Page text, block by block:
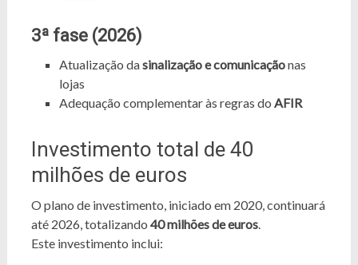
3ª fase (2026)
Atualização dasinalização e comunicaçãonas
lojas
Adequação complementar às regras do AFIR
Investimento total de 40
milhões de euros
O plano de investimento, iniciado em 2020, continuará
até 2026, totalizando 40 milhões de euros.
Este investimento inclui: